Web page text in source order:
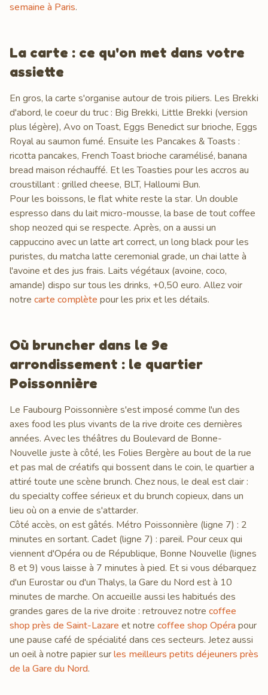
semaine à Paris.
La carte : ce qu'on met dans votre
assiette
En gros, la carte s'organise autour de trois piliers. Les Brekki
d'abord, le coeur du truc : Big Brekki, Little Brekki (version
plus légère), Avo on Toast, Eggs Benedict sur brioche, Eggs
Royal au saumon fumé. Ensuite les Pancakes & Toasts :
ricotta pancakes, French Toast brioche caramélisé, banana
bread maison réchauffé. Et les Toasties pour les accros au
croustillant : grilled cheese, BLT, Halloumi Bun.
Pour les boissons, le flat white reste la star. Un double
espresso dans du lait micro-mousse, la base de tout coffee
shop neozed qui se respecte. Après, on a aussi un
cappuccino avec un latte art correct, un long black pour les
puristes, du matcha latte ceremonial grade, un chai latte à
l'avoine et des jus frais. Laits végétaux (avoine, coco,
amande) dispo sur tous les drinks, +0,50 euro. Allez voir
notre carte complète pour les prix et les détails.
Où bruncher dans le 9e
arrondissement : le quartier
Poissonnière
Le Faubourg Poissonnière s'est imposé comme l'un des
axes food les plus vivants de la rive droite ces dernières
années. Avec les théâtres du Boulevard de Bonne-
Nouvelle juste à côté, les Folies Bergère au bout de la rue
et pas mal de créatifs qui bossent dans le coin, le quartier a
attiré toute une scène brunch. Chez nous, le deal est clair :
du specialty coffee sérieux et du brunch copieux, dans un
lieu où on a envie de s'attarder.
Côté accès, on est gâtés. Métro Poissonnière (ligne 7) : 2
minutes en sortant. Cadet (ligne 7) : pareil. Pour ceux qui
viennent d'Opéra ou de République, Bonne Nouvelle (lignes
8 et 9) vous laisse à 7 minutes à pied. Et si vous débarquez
d'un Eurostar ou d'un Thalys, la Gare du Nord est à 10
minutes de marche. On accueille aussi les habitués des
grandes gares de la rive droite : retrouvez notre coffee
shop près de Saint-Lazare et notre coffee shop Opérapour
une pause café de spécialité dans ces secteurs. Jetez aussi
un oeil à notre papier surles meilleurs petits déjeuners près
de la Gare du Nord.